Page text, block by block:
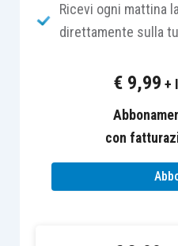
finanziamenti
un piano di
, comma 2;
finanziamenti
dell’articolo
un
Ricevi ogni mattina
direttamente sulla
€ 9,99 +
con